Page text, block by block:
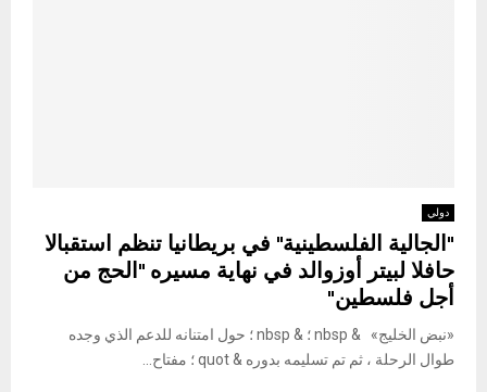
دولي
"الجالية الفلسطينية" في بريطانيا تنظم استقبالا
حافلا لبيتر أوزوالد في نهاية مسيره "الحج من
أجل فلسطين"
«نبض الخليج» & nbsp ؛ & nbsp ؛ حول امتنانه للدعم الذي وجده
طوال الرحلة ، ثم تم تسليمه بدوره & quot ؛ مفتاح...